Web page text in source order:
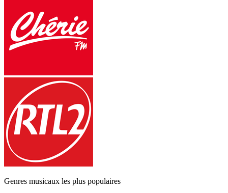
Genres musicaux les plus populaires